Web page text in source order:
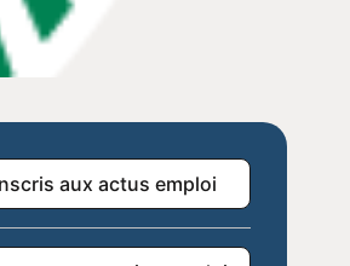
aux actus emploi